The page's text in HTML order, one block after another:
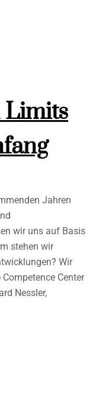
Limits
Jahren
wir uns auf Basis
stehen wir
Wir
Center
Nessler,